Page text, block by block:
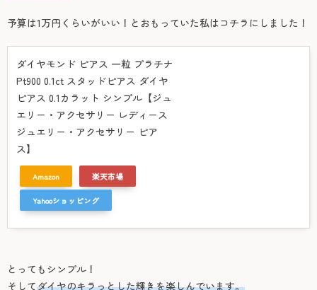
予算は1万円くらいがいい！とおもっていた私はコチラにしました！
ダイヤモンド ピアス 一粒 プラチナ
Pt900 0.1ct スタッドピアス ダイヤ
ピアス 0.1カラット シンプル【ジュ
エリー・アクセサリー レディース
ジュエリー・アクセサリー ピア
ス】
Amazon 楽天市場
Yahooショッピング
とってもシンプル！
そしてダイヤのキラっとした輝きを楽しんでいます。